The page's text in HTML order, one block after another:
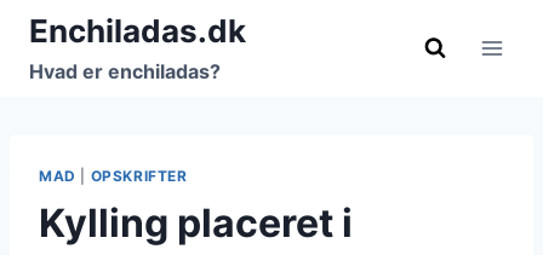
Fortsæt
indhold
Enchiladas.dk
Hvad er enchiladas?
MAD OPSKRIFTER
Kylling placeret i